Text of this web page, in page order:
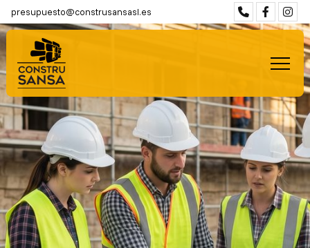
presupuesto@construsansasl.es